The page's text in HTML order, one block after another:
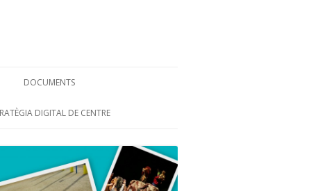
DOCUMENTS
CIRCULARS
ARTICLES
DIGITAL DE CENTRE